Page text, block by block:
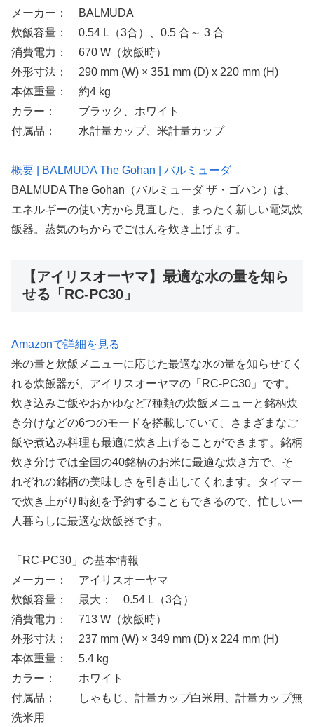
メーカー： BALMUDA
炊飯容量： 0.54 L（3合）、0.5 合～ 3 合
消費電力： 670 W（炊飯時）
外形寸法： 290 mm (W) × 351 mm (D) x 220 mm (H)
本体重量： 約4 kg
カラー： ブラック、ホワイト
付属品： 水計量カップ、米計量カップ
概要 | BALMUDA The Gohan | バルミューダ
BALMUDA The Gohan（バルミューダ ザ・ゴハン）は、
エネルギーの使い方から見直した、まったく新しい電気炊
飯器。蒸気のちからでごはんを炊き上げます。
【アイリスオーヤマ】最適な水の量を知ら
せる「RC-PC30」
Amazonで詳細を見る
米の量と炊飯メニューに応じた最適な水の量を知らせてく
れる炊飯器が、アイリスオーヤマの「RC-PC30」です。
炊き込みご飯やおかゆなど7種類の炊飯メニューと銘柄炊
き分けなどの6つのモードを搭載していて、さまざまなご
飯や煮込み料理も最適に炊き上げることができます。銘柄
炊き分けでは全国の40銘柄のお米に最適な炊き方で、そ
れぞれの銘柄の美味しさを引き出してくれます。タイマー
で炊き上がり時刻を予約することもできるので、忙しい一
人暮らしに最適な炊飯器です。
「RC-PC30」の基本情報
メーカー： アイリスオーヤマ
炊飯容量： 最大： 0.54 L（3合）
消費電力： 713 W（炊飯時）
外形寸法： 237 mm (W) × 349 mm (D) x 224 mm (H)
本体重量： 5.4 kg
カラー： ホワイト
付属品： しゃもじ、計量カップ白米用、計量カップ無
洗米用